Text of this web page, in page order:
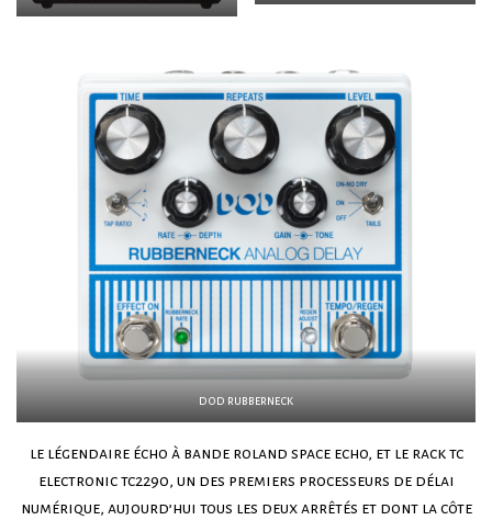
dod rubberneck
le légendaire écho à bande roland space echo, et le rack tc
electronic tc2290, un des premiers processeurs de délai
numérique, aujourd’hui tous les deux arrêtés et dont la côte